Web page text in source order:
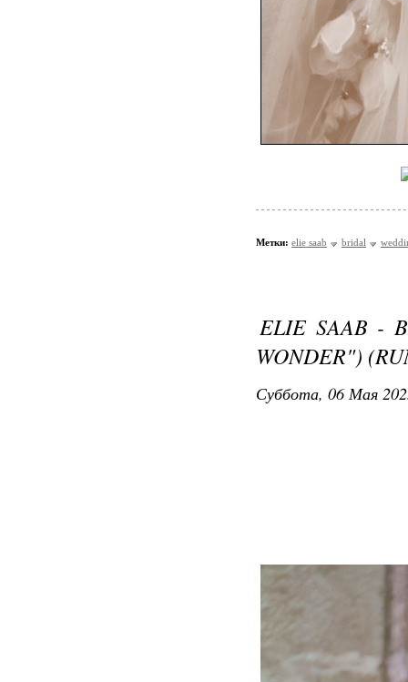
Метки: elie saab bridal
ELIE SAAB -
WONDER")
Суббота, 06 Мая